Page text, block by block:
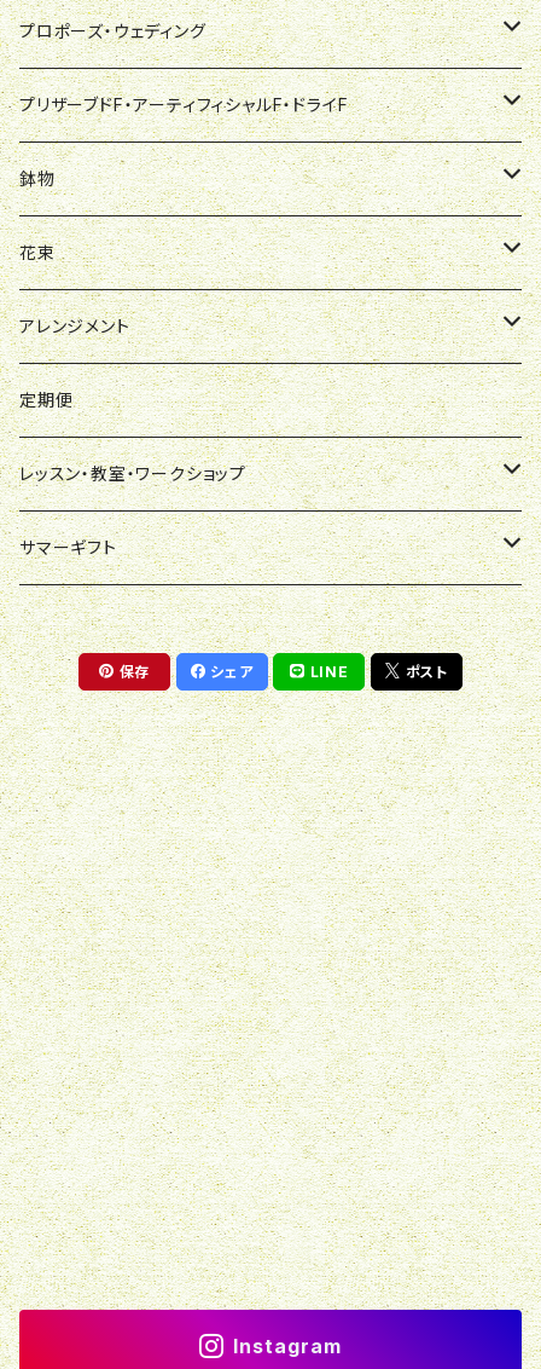
その他・おまかせ
その他の蘭
中鉢（7号～8号）
大鉢（9号～10号以上）
その他
ハーバリューム
スタンド花
1段仕立て
2段仕立
モダンスタイル
デザイナーおまかせ
スタンディングブーケ
その他
胡蝶蘭
シンビジュウム
その他の蘭
切花
生花スタンド
ご葬儀生花1段
ご葬儀生花洋花仕立て
喪中はがき届いたら
御祝
御供
お悔み・お供
葬儀用生花・内花（枕花）
胡蝶蘭
御祝・式典
式典花
退職・送別
花束
アレンジメント
鉢物
デザイナーオリジナル商品
オーダーメード予約注文
デザイナーオリジナル商品
デザイナーズプリザーブドフラワー
オーダーメード予約注文
デザイナーオリジナル商品
デザイナーズアーティフィシルフラワー
オーダーメード予約注文
デザイナーオリジナル商品
デザイナーズハーバリューム
デザイナーズオーダーメード
デザイナーズオリジナル
ブーケ風[フローリストおまかせ]
スタンダード[フローリストおまかせ]
アレンジメント[フローリスト・フラワーデザイナーおまかせ]
ワンサイド[フローリストおまかせ]
オールラウンド[フローリストおまかせ]
プリザーブドフラワー[フローリストおまかせ]
ワンサイド[フローリストおまかせ]
オールラウンド[フローリストおまかせ]
ハーバリューム［フローリストおまかせ］
アレンジメント
ワンサイド
オールラウンド
おまかせ
花束
ワンサイド（贈呈用）
ブーケ風（オールラウンド）
本数指定
ステンディングブーケ
その他・おまかせ
鉢物
観葉植物
蘭系
その他
その他
プロポーズ・ウェディング
ウェディングブーケ
ウェディング・チャペル用
カクテル・お色直し
アーティフィシャル（造花）
赤薔薇の花束
薔薇の花束
百合の花束
プロポーズブーケ
アーティフィシャルフラワー
オーダーメード・買取
貸出・レンタル
プリザーブドF・アーティフィシャルF・ドライF
プリザーブドFアレンジ
慶事用
弔事用
デザイナーズブランド【me-mi-you】
ドライフラワーアレンジ
慶事用
弔事用
プリザーブドブーケ
慶事用
弔事用
ドライフラワーブーケ
アーティフィシャルフラワー
慶事用
弔事用
レンタル
ハーバリューム
デザイナーズおまかせ
デザイナーズオリジナル
鉢物
胡蝶蘭
大輪系
ミディ（中輪・ミニ系）
その他
観葉植物
御祝・開店・竣工・創業など
インテリア（中鉢系・ミニ観葉・多肉）
その他
花鉢
母の日GIF
その他
ウインターギフト（お歳暮）
シクラメン
ポインセチア
その他の花鉢
花束
御祝
お悔み
その他
アレンジメント
御祝
お悔み
その他
定期便
レッスン・教室・ワークショップ
ワークショップ（お店で）
ワークショップ（出張）
レッスン
サマーギフト
花束・アレンジメント・スタンディングブーケ
観葉植物
多肉植物
ミニ観葉植物
バンダ
蘭
保存 シェア LINE ポスト
Instagram